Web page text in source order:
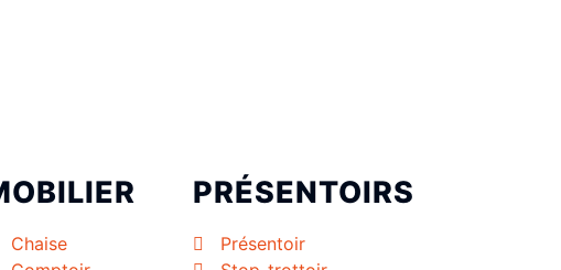
Chaise
PRÉSENTOIRS
Présentoir